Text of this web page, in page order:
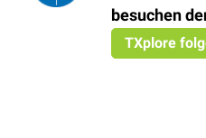
besuchen
TXplore